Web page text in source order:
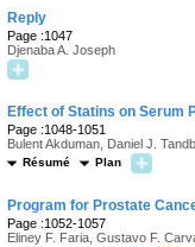
Reply
Page :1047
Djenaba A. Joseph
Effect of Statins on Serum
Page :1048-1051
Bulent Akduman, Daniel J.
Résumé Plan
Program for Prostate
Page :1052-1057
Eliney F. Faria, Gustavo F.